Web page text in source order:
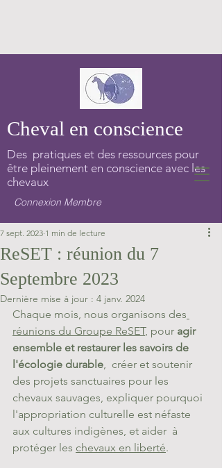
Cheval en conscience
Des pratiques et des ressources pour
être pleinement en conscience avec les
chevaux
Connexion Membre
ReSET : réunion du 7
Septembre 2023
7 sept. 2023 1 min de lecture
Dernière mise à jour : 4 janv. 2024
Chaque mois, nous organisons des
réunions du Groupe ReSET, pour agir
ensemble et restaurer les savoirs de
l'écologie durable,  créer et soutenir
des projets sanctuaires pour les
chevaux sauvages, expliquer pourquoi
l'appropriation culturelle est néfaste
aux cultures indigènes, et aider  à
protéger les chevaux en liberté.